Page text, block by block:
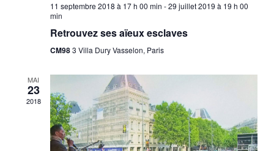
11 septembre 2018 à 17 h 00 min -29 juillet 2019 à 19 h 00
min
Retrouvez ses aïeux esclaves
CM983 Villa Dury Vasselon, Paris
MAI
23
2018